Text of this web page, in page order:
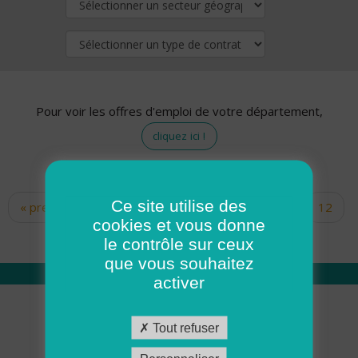
Pour voir les offres d'emploi de votre département,
cliquez ici !
Pages
« premier ‹ précédent … 10
12
14 15 16 17
Qui sommes nous
Académie ADMR
Ce site utilise des
cookies et vous donne
le contrôle sur ceux
que vous souhaitez
activer
Tout refuser